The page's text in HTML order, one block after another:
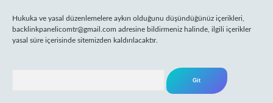
Hukuka ve yasal düzenlemelere aykırı olduğunu düşündüğünüz içerikleri,
backlinkpanelicomtr@gmail.com adresine bildirmeniz halinde, ilgili içerikler
yasal süre içerisinde sitemizden kaldırılacaktır.